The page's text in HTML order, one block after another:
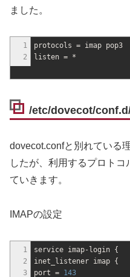
ました。
1
2
protocols = imap pop3
listen = *
/etc/dovecot/
dovecot.confと別れている
したが、利用するプロト
ていきます。
IMAPの設定
1
2
3
service imap-login {
inet_listener imap {
port = 143